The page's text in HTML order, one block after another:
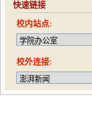
快速链接
校内站点:
校外连接: